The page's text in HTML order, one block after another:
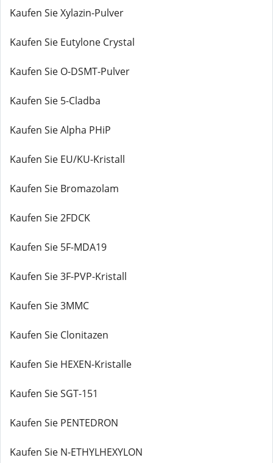
Kaufen Sie Xylazin-Pulver
Kaufen Sie Eutylone Crystal
Kaufen Sie O-DSMT-Pulver
Kaufen Sie 5-Cladba
Kaufen Sie Alpha PHiP
Kaufen Sie EU/KU-Kristall
Kaufen Sie Bromazolam
Kaufen Sie 2FDCK
Kaufen Sie 5F-MDA19
Kaufen Sie 3F-PVP-Kristall
Kaufen Sie 3MMC
Kaufen Sie Clonitazen
Kaufen Sie HEXEN-Kristalle
Kaufen Sie SGT-151
Kaufen Sie PENTEDRON
Kaufen Sie N-ETHYLHEXYLON